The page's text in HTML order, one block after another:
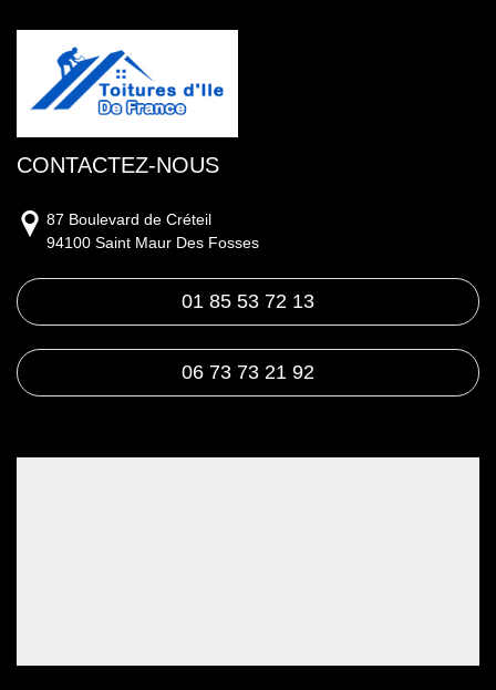
CONTACTEZ-NOUS
87 Boulevard de Créteil
94100 Saint Maur Des Fosses
01 85 53 72 13
06 73 73 21 92